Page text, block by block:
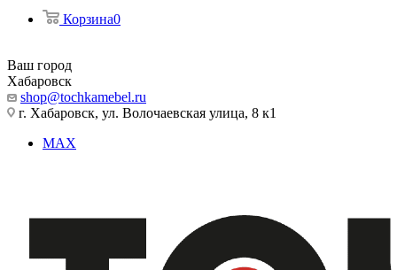
Корзина0
Ваш город
Хабаровск
shop@tochkamebel.ru
г. Хабаровск, ул. Волочаевская улица, 8 к1
MAX